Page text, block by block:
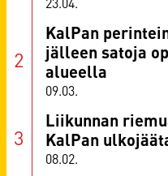
09.03.
KalPan
jälleen satoja
alueella
08.02.
Liikunnan
KalPan